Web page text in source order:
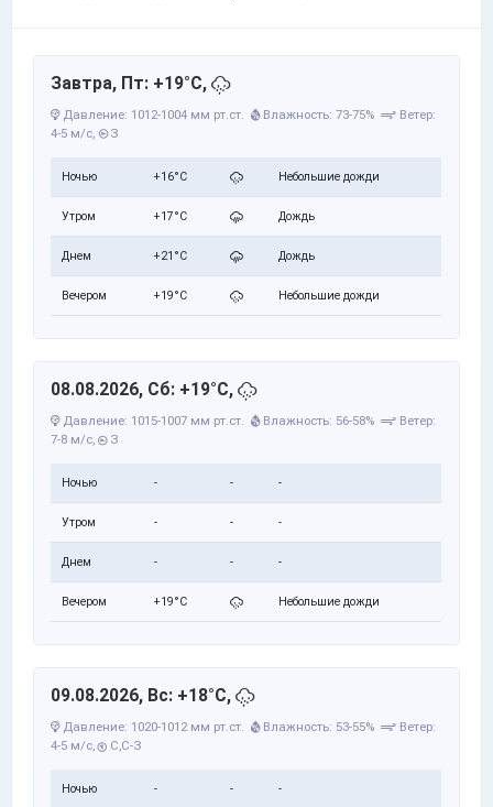
Завтра, Пт: +19°C,
Давление: 1012-1004 мм рт.ст. Влажность: 73-75%
Ветер:
4-5 м/с,
З
Ночью +16°C Небольшие дожди
Утром +17°C Дождь
Днем +21°C Дождь
Вечером +19°C Небольшие дожди
08.08.2026, Сб: +19°C,
Давление: 1015-1007 мм рт.ст. Влажность: 56-58%
Ветер:
7-8 м/с, З
Ночью - - -
Утром - - -
Днем - - -
Вечером +19°C Небольшие дожди
09.08.2026, Вс: +18°C,
Давление: 1020-1012 мм рт.ст. Влажность: 53-55%
Ветер:
4-5 м/с,
С,С-З
Ночью - - -